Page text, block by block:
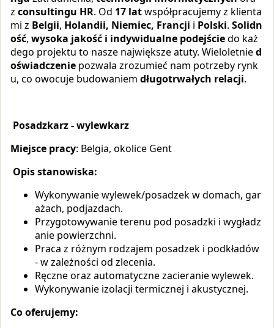
z consultingu HR. Od 17 latwspółpracujemy z klienta
mi z Belgii, Holandii, Niemiec, Francji i Polski. Solidn
ość, wysoka jakość i indywidualne podejściedo każ
dego projektu to nasze największe atuty. Wieloletnied
oświadczenie pozwala zrozumieć nam potrzeby rynk
u, co owocuje budowaniem długotrwałych relacji.
Posadzkarz - wylewkarz
Miejsce pracy: Belgia, okolice Gent
Opis stanowiska:
Wykonywanie wylewek/posadzek w domach, gar
ażach, podjazdach.
Przygotowywanie terenu pod posadzki i wygładz
anie powierzchni.
Praca z różnym rodzajem posadzek i podkładów
- w zależności od zlecenia.
Ręczne oraz automatyczne zacieranie wylewek.
Wykonywanie izolacji termicznej i akustycznej.
Co oferujemy: